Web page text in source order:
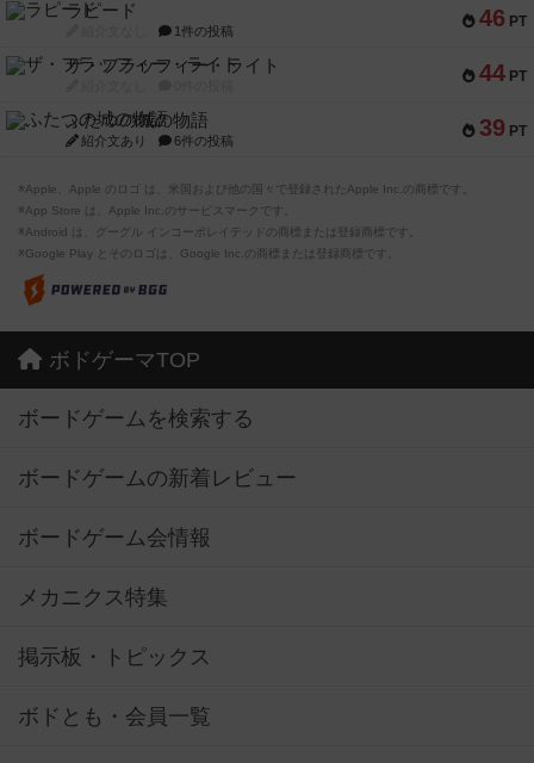
46 PT
ラピード
1件の投稿
44 PT
ザ・フラッフィー・ライト
39 PT
ふたつの城の物語
紹介文あり 6件の投稿
※Apple、Apple のロゴ は、米国および他の国々で登録されたApple Inc.の商標です。
※App Store は、Apple Inc.のサービスマークです。
※Android は、グーグル インコーポレイテッドの商標または登録商標です。
※Google Play とそのロゴは、Google Inc.の商標または登録商標です。
ボドゲーマTOP
ボードゲームを検索する
ボードゲームの新着レビュー
ボードゲーム会情報
メカニクス特集
掲示板・トピックス
ボドとも・会員一覧